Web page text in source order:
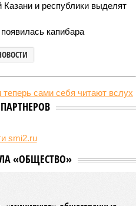
Казани и республики выделят
капибара
smi2.ru
«ОБЩЕСТВО»